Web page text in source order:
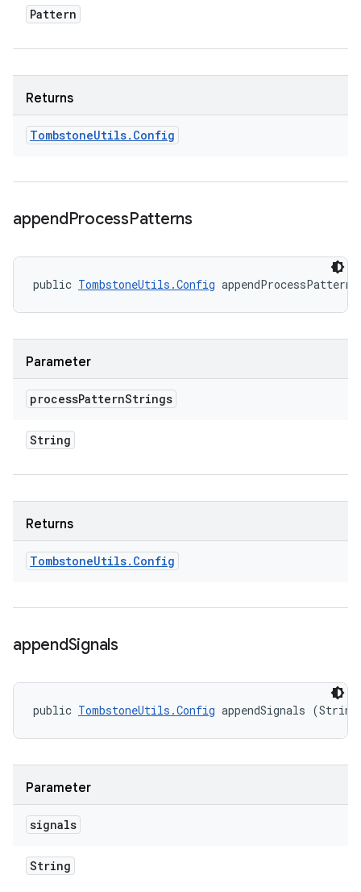
Pattern
Returns
TombstoneUtils. Config
appendProcessPatterns
public TombstoneUtils.Config
Parameter
processPatternStrings
String
Returns
TombstoneUtils. Config
appendSignals
public TombstoneUtils.Config appendSignals
Parameter
signals
String